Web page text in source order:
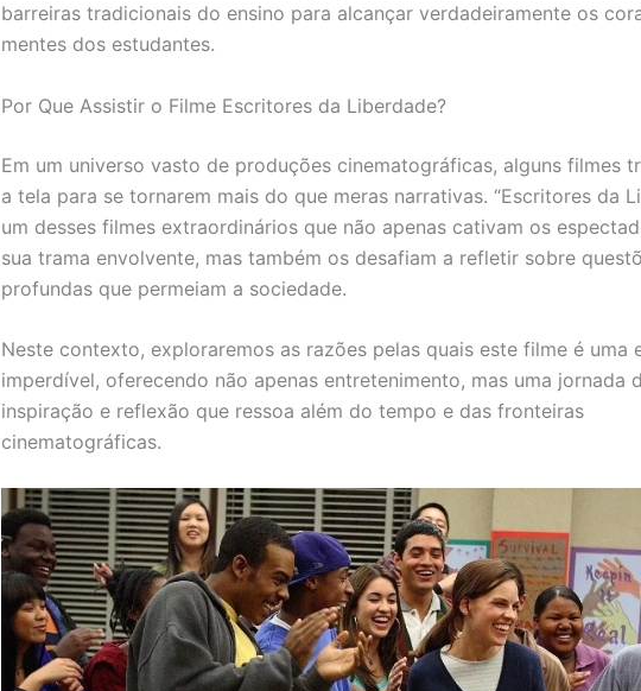
barreiras tradicionais do ensino para alcançar verdadeiramente os
mentes dos estudantes.
Por Que Assistir o Filme Escritores da Liberdade?
Em um universo vasto de produções cinematográficas, alguns filmes
a tela para se tornarem mais do que meras narrativas. “Escritores da
um desses filmes extraordinários que não apenas cativam os
sua trama envolvente, mas também os desafiam a refletir sobre
profundas que permeiam a sociedade.
Neste contexto, exploraremos as razões pelas quais este filme é uma
imperdível, oferecendo não apenas entretenimento, mas uma jornada
inspiração e reflexão que ressoa além do tempo e das fronteiras
cinematográficas.